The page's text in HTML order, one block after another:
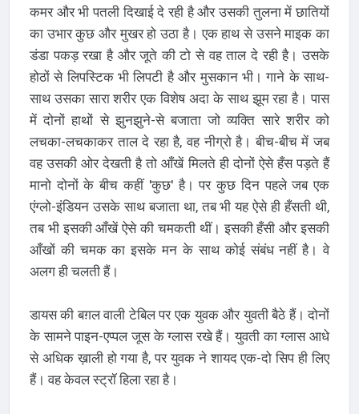
कमर और भी पतली दिखाई दे रही है और उसकी तुलना में छातियों
का उभार कुछ और मुखर हो उठा है। एक हाथ से उसने माइक का
डंडा पकड़ रखा है और जूते की टो से वह ताल दे रही है। उसके
होठों से लिपस्टिक भी लिपटी है और मुसकान भी। गाने के साथ-
साथ उसका सारा शरीर एक विशेष अदा के साथ झूम रहा है। पास
में दोनों हाथों से झुनझुने-से बजाता जो व्यक्ति सारे शरीर को
लचका-लचकाकर ताल दे रहा है, वह नीग्रो है। बीच-बीच में जब
वह उसकी ओर देखती है तो आँखें मिलते ही दोनों ऐसे हँस पड़ते हैं
मानो दोनों के बीच कहीं 'कुछ' है। पर कुछ दिन पहले जब एक
एंग्लो-इंडियन उसके साथ बजाता था, तब भी यह ऐसे ही हँसती थी,
तब भी इसकी आँखें ऐसे की चमकती थीं। इसकी हँसी और इसकी
आँखों की चमक का इसके मन के साथ कोई संबंध नहीं है। वे
अलग ही चलती हैं।
डायस की बग़ल वाली टेबिल पर एक युवक और युवती बैठे हैं। दोनों
के सामने पाइन-एप्पल जूस के ग्लास रखे हैं। युवती का ग्लास आधे
से अधिक ख़ाली हो गया है, पर युवक ने शायद एक-दो सिप ही लिए
हैं। वह केवल स्ट्रॉ हिला रहा है।